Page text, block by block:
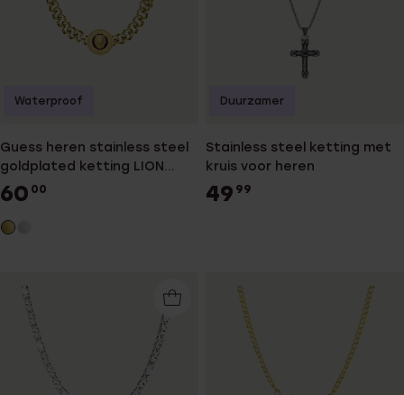
Guess heren stainless steel
goldplated ketting LION
KING
60 00
Waterproof
Stainless steel ketting met
kruis voor heren
49 99
Duurzamer